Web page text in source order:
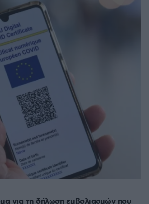
για τη δήλωση εμβολιασμών που